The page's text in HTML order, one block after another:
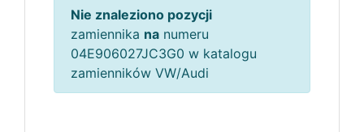
Nie znaleziono pozycji
zamiennika na numeru
04E906027JC3G0 w katalogu
zamienników VW/Audi